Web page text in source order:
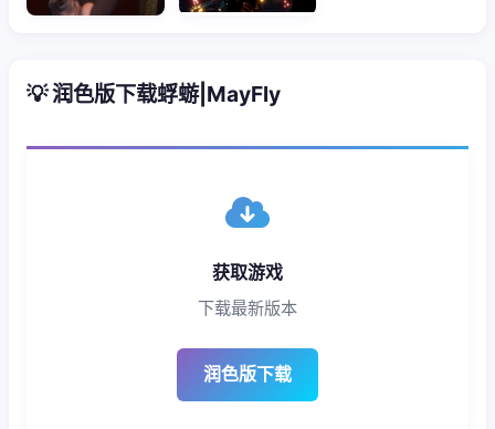
💡 润色版下载蜉蝣|MayFly
获取游戏
下载最新版本
润色版下载